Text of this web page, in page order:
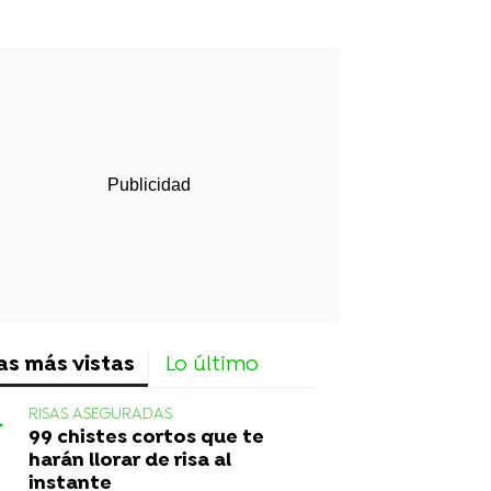
más vistas Lo último
RISAS ASEGURADAS
99 chistes cortos que te
harán llorar de risa al
instante